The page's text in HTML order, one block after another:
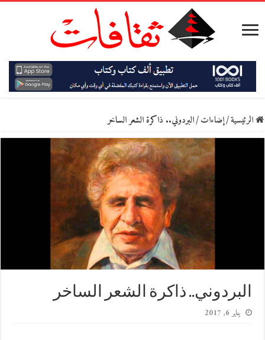
الرئيسية/إضاءات/البردوني.. ذاكرة الشعر الساخر
البردوني.. ذاكرة الشعر الساخر
يناير 6, 2017